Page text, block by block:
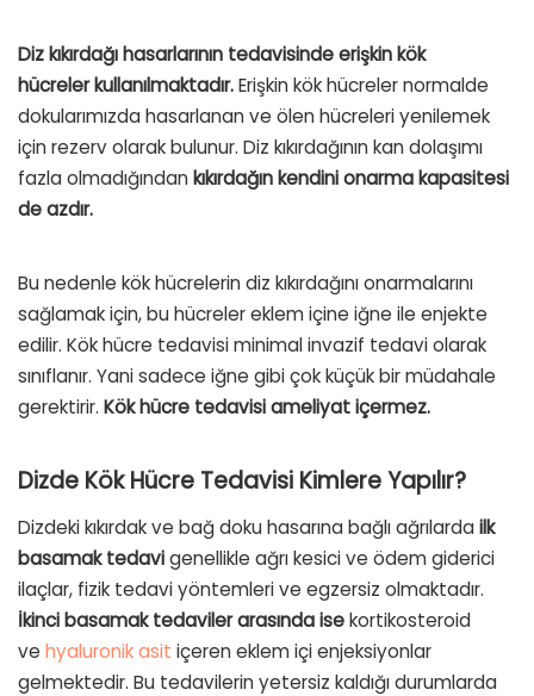
Diz kıkırdağı hasarlarının tedavisindeerişkin kök
hücreler kullanılmaktadır.Erişkin kök hücreler normalde
dokularımızda hasarlanan ve ölen hücreleri yenilemek
için rezerv olarak bulunur. Diz kıkırdağının kan dolaşımı
fazla olmadığından kıkırdağın kendini onarma kapasitesi
de azdır.
Bu nedenle kök hücrelerin diz kıkırdağını onarmalarını
sağlamak için, bu hücreler eklem içine iğne ile enjekte
edilir. Kök hücre tedavisi minimal invazif tedavi olarak
sınıflanır. Yani sadece iğne gibi çok küçük bir müdahale
gerektirir. Kök hücre tedavisi ameliyat içermez.
Dizde Kök Hücre Tedavisi Kimlere Yapılır?
Dizdeki kıkırdak ve bağ doku hasarına bağlı ağrılarda ilk
basamak tedavigenellikle ağrı kesici ve ödem giderici
ilaçlar, fizik tedavi yöntemleri ve egzersiz olmaktadır.
İkinci basamak tedaviler arasında isekortikosteroid
ve hyaluronik asit içeren eklem içi enjeksiyonlar
gelmektedir. Bu tedavilerin yetersiz kaldığı durumlarda